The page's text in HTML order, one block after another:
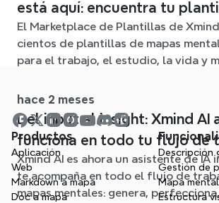
está aquí: encuentra tu
mapa mental para cualquier
El Marketplace de Plantillas de
cientos de plantillas de mapas
para el trabajo, el estudio, la vida y
blanco.
hace 2 meses
Del input al insight: Xmind AI
funciona en todo tu flujo de
mapa mental
Xmind AI es ahora un asistente de IA
te acompaña en todo el flujo de
mapas mentales: genera,
Productos
Aplicación
Web
Markdown a mapa
Doc a mapa
Descripción
Gestión de
Mapa
Estructura